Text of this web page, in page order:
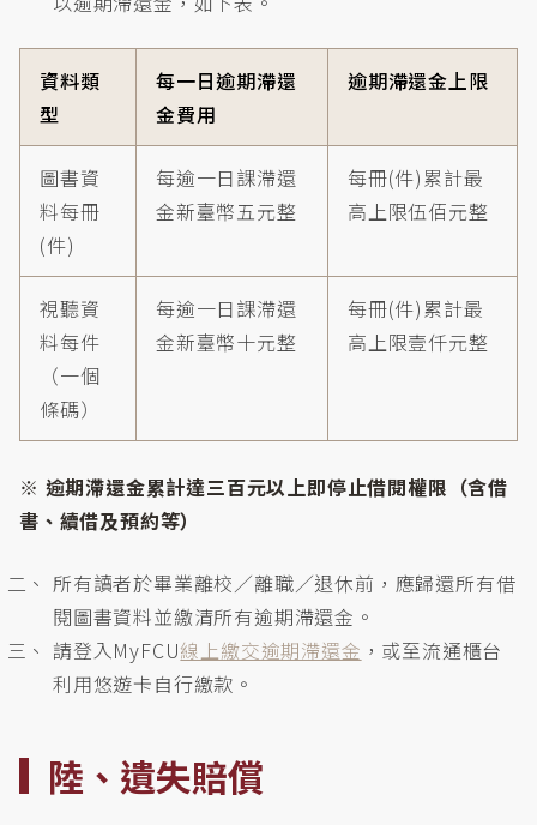
資料類
型
每一日逾期滯還
金費用
逾期滯還金上限
圖書資
料每冊
(件)
每逾一日課滯還
金新臺幣五元整
每冊(件)累計最
高上限伍佰元整
視聽資
料每件
（一個
條碼）
每逾一日課滯還
金新臺幣十元整
每冊(件)累計最
高上限壹仟元整
※ 逾期滯還金累計達三百元以上即停止借閱權限（含借
書、續借及預約等）
所有讀者於畢業離校／離職／退休前，應歸還所有借
閱圖書資料並繳清所有逾期滯還金。
請登入MyFCU線上繳交逾期滯還金 ，或至流通櫃台
利用悠遊卡自行繳款。
陸、遺失賠償